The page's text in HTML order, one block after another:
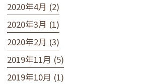
2020年4月 (2)
2020年3月 (1)
2020年2月 (3)
2019年11月 (5)
2019年10月 (1)